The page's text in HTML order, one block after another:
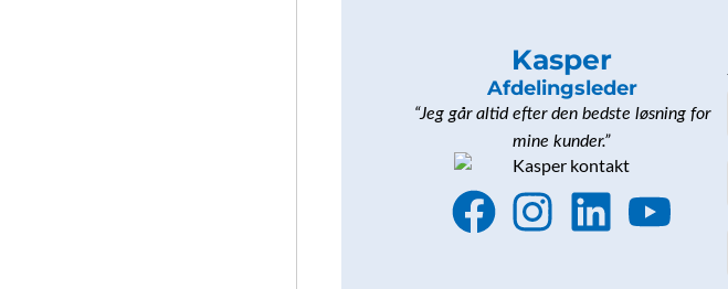
Kasper
Afdelingsleder
“Jeg går altid efter den bedste løsning for
mine kunder.”
F
a
I
n
L
i
Y
o